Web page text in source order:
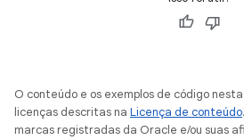
O conteúdo e os exemplos de código
licenças descritas na Licença de conteúdo
marcas registradas da Oracle e/ou suas